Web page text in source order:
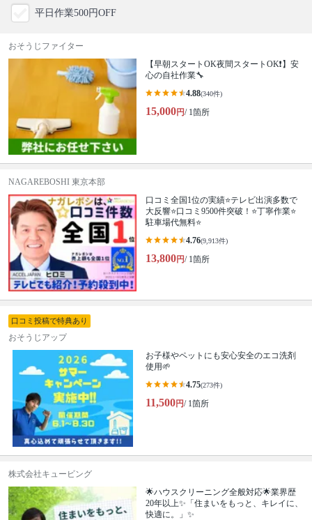
平日作業500円OFF
おそうじファイター
【早朝スタートOK夜間スタートOK❗️】安
心の自社作業🔧
4.88(340件)
15,000円/ 1箇所
NAGAREBOSHI 東京本部
口コミ全国1位の実績⭐テレビ出演多数で
大反響⭐口コミ9500件突破！⭐丁寧作業⭐
駐車場代無料⭐
4.76(9,913件)
13,800円/ 1箇所
口コミ投稿で特典あり
おそうじアップ
お子様やペットにも安心安全のエコ洗剤
使用🌱
4.75(273件)
11,500円/ 1箇所
株式会社キュービング
🌟ハウスクリーニング全般対応🌟業界歴
20年以上✨「住まいをもっと、キレイに、
快適に。」✨